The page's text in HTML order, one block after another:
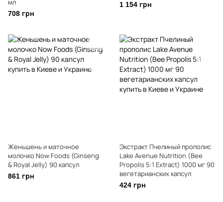
мл
708 грн
1 154 грн
Женьшень и маточное
молочко Now Foods (Ginseng
& Royal Jelly) 90 капсул
861 грн
Экстракт Пчелиный прополис
Lake Avenue Nutrition (Bee
Propolis 5:1 Extract) 1000 мг 90
вегетарианских капсул
424 грн